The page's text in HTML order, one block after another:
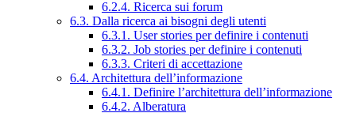
6.2.4. Ricerca sui forum
6.3. Dalla ricerca ai bisogni degli utenti
6.3.1. User stories per definire i contenuti
6.3.2. Job stories per definire i contenuti
6.3.3. Criteri di accettazione
6.4. Architettura dell’informazione
6.4.1. Definire l’architettura dell’informazione
6.4.2. Alberatura